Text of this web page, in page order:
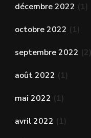
décembre 2022 (1)
octobre 2022 (1)
septembre 2022 (2)
août 2022 (1)
mai 2022 (1)
avril 2022 (1)